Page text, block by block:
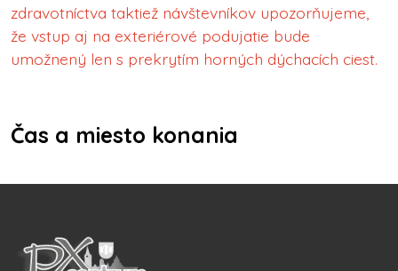
zdravotníctva taktiež návštevníkov upozorňujeme,
že vstup aj na exteriérové podujatie bude
umožnený len s prekrytím horných dýchacích ciest.
Čas a miesto konania